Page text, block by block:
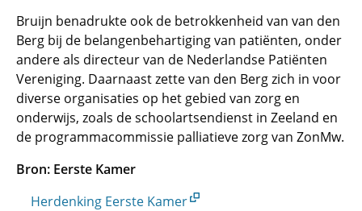
Bruijn benadrukte ook de betrokkenheid van van den
Berg bij de belangenbehartiging van patiënten, onder
andere als directeur van de Nederlandse Patiënten
Vereniging. Daarnaast zette van den Berg zich in voor
diverse organisaties op het gebied van zorg en
onderwijs, zoals de schoolartsendienst in Zeeland en
de programmacommissie palliatieve zorg van ZonMw.
Bron: Eerste Kamer
Herdenking Eerste Kamer